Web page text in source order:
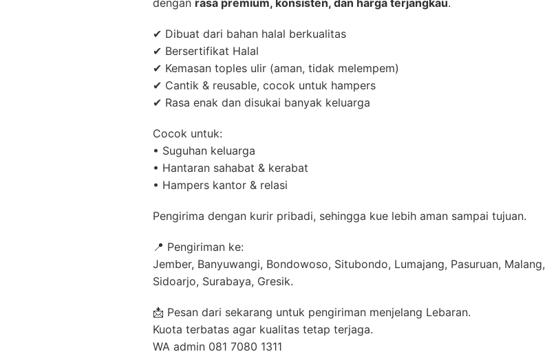
dengan rasa premium, konsisten, dan harga terjangkau.
✔ Dibuat dari bahan halal berkualitas
✔ Bersertifikat Halal
✔ Kemasan toples ulir (aman, tidak melempem)
✔ Cantik & reusable, cocok untuk hampers
✔ Rasa enak dan disukai banyak keluarga
Cocok untuk:
• Suguhan keluarga
• Hantaran sahabat & kerabat
• Hampers kantor & relasi
Pengirima dengan kurir pribadi, sehingga kue lebih aman sampai tujuan.
📍 Pengiriman ke:
Jember, Banyuwangi, Bondowoso, Situbondo, Lumajang, Pasuruan, Malang,
Sidoarjo, Surabaya, Gresik.
📩 Pesan dari sekarang untuk pengiriman menjelang Lebaran.
Kuota terbatas agar kualitas tetap terjaga.
WA admin 081 7080 1311